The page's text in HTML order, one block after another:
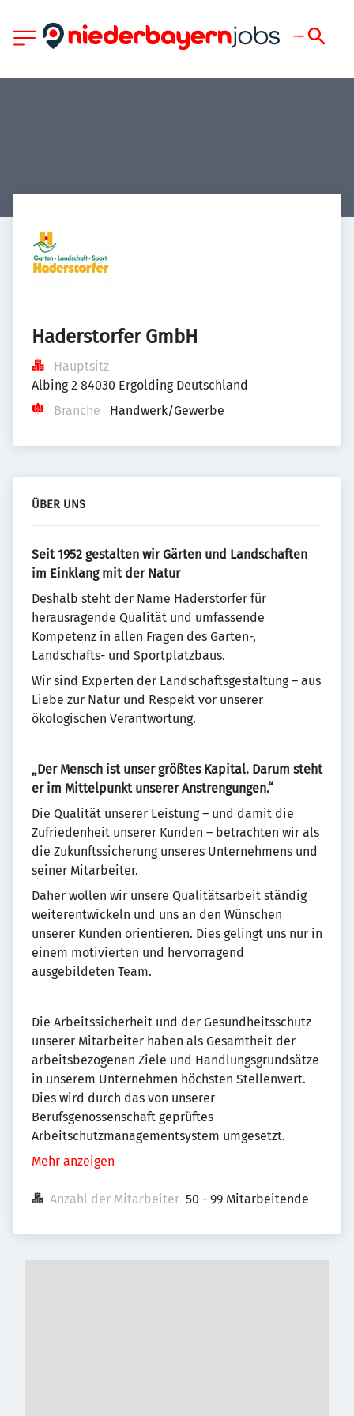
Haderstorfer GmbH
Hauptsitz
Albing 2 84030 Ergolding Deutschland
Branche
Handwerk/Gewerbe
ÜBER UNS
Seit 1952 gestalten wir Gärten und Landschaften
im Einklang mit der Natur
Deshalb steht der Name Haderstorfer für
herausragende Qualität und umfassende
Kompetenz in allen Fragen des Garten-,
Landschafts- und Sportplatzbaus.
Wir sind Experten der Landschaftsgestaltung – aus
Liebe zur Natur und Respekt vor unserer
ökologischen Verantwortung.
„Der Mensch ist unser größtes Kapital. Darum steht
er im Mittelpunkt unserer Anstrengungen.“
Die Qualität unserer Leistung – und damit die
Zufriedenheit unserer Kunden – betrachten wir als
die Zukunftssicherung unseres Unternehmens und
seiner Mitarbeiter.
Daher wollen wir unsere Qualitätsarbeit ständig
weiterentwickeln und uns an den Wünschen
unserer Kunden orientieren. Dies gelingt uns nur in
einem motivierten und hervorragend
ausgebildeten Team.
Die Arbeitssicherheit und der Gesundheitsschutz
unserer Mitarbeiter haben als Gesamtheit der
arbeitsbezogenen Ziele und Handlungsgrundsätze
in unserem Unternehmen höchsten Stellenwert.
Dies wird durch das von unserer
Berufsgenossenschaft geprüftes
Arbeitschutzmanagementsystem umgesetzt.
Mehr anzeigen
Anzahl der Mitarbeiter 50 - 99 Mitarbeitende